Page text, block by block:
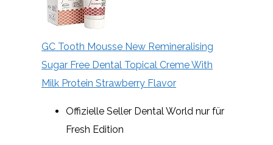
GC Tooth Mousse New Remineralising
Sugar Free Dental Topical Creme With
Milk Protein Strawberry Flavor
Offizielle Seller Dental World nur für
Fresh Edition